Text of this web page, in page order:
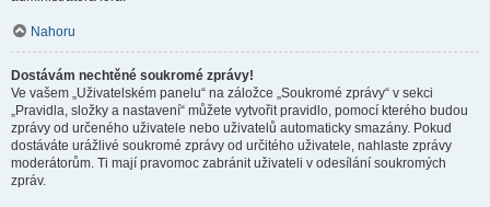
Nahoru
Dostávám nechtěné soukromé zprávy!
Ve vašem „Uživatelském panelu“ na záložce „Soukromé zprávy“ v sekci
„Pravidla, složky a nastavení“ můžete vytvořit pravidlo, pomocí kterého budou
zprávy od určeného uživatele nebo uživatelů automaticky smazány. Pokud
dostáváte urážlivé soukromé zprávy od určitého uživatele, nahlaste zprávy
moderátorům. Ti mají pravomoc zabránit uživateli v odesílání soukromých
zpráv.